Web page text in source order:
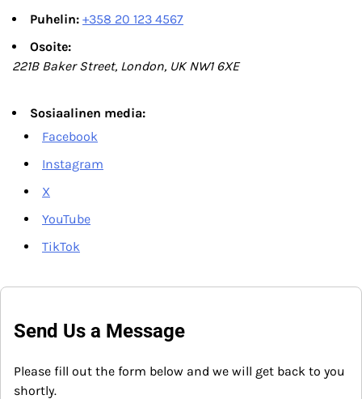
Puhelin: +358 20 123 4567
Osoite:
221B Baker Street, London, UK NW1 6XE
Sosiaalinen media:
Facebook
Instagram
X
YouTube
TikTok
Send Us a Message
Please fill out the form below and we will get back to you
shortly.